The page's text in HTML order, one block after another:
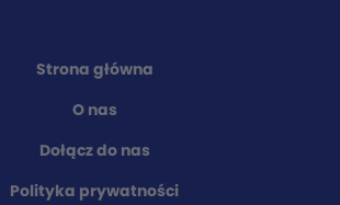
Strona główna
O nas
Dołącz do nas
Polityka prywatności